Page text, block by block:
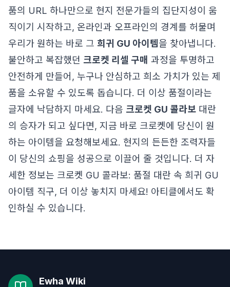
품의 URL 하나만으로 현지 전문가들의 집단지성이 움
직이기 시작하고, 온라인과 오프라인의 경계를 허물며
우리가 원하는 바로 그 희귀 GU 아이템을 찾아냅니다.
불안하고 복잡했던 크로켓 리셀 구매 과정을 투명하고
안전하게 만들어, 누구나 안심하고 희소 가치가 있는 제
품을 소유할 수 있도록 돕습니다. 더 이상 품절이라는
글자에 낙담하지 마세요. 다음 크로켓 GU 콜라보 대란
의 승자가 되고 싶다면, 지금 바로 크로켓에 당신이 원
하는 아이템을 요청해보세요. 현지의 든든한 조력자들
이 당신의 쇼핑을 성공으로 이끌어 줄 것입니다. 더 자
세한 정보는 크로켓 GU 콜라보: 품절 대란 속 희귀 GU
아이템 직구, 더 이상 놓치지 마세요! 아티클에서도 확
인하실 수 있습니다.
Ewha Wiki